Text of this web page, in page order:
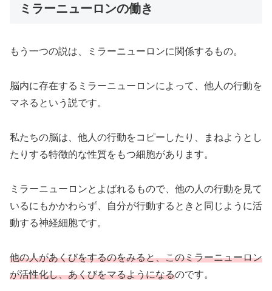
ミラーニューロンの働き
もう一つの説は、ミラーニューロンに関係するもの。
脳内に存在するミラーニューロンによって、他人の行動を
マネるという説です。
私たちの脳は、他人の行動をコピーしたり、まねようとし
たりする特徴的な性質をもつ細胞があります。
ミラーニューロンとよばれるもので、他の人の行動を見て
いるにもかかわらず、自分が行動するときと同じように活
動する神経細胞です。
他の人があくびをするのをみると、このミラーニューロン
が活性化し、あくびをマるようになるのです。